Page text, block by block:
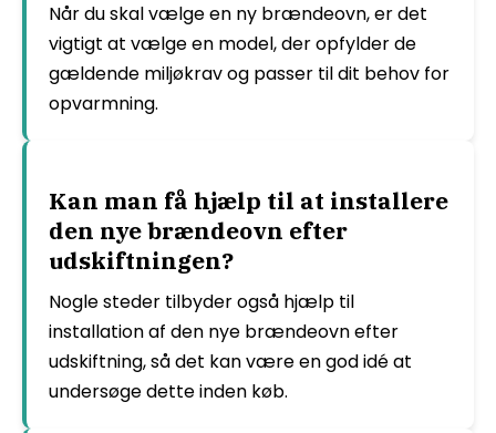
Når du skal vælge en ny brændeovn, er det
vigtigt at vælge en model, der opfylder de
gældende miljøkrav og passer til dit behov for
opvarmning.
Kan man få hjælp til at installere
den nye brændeovn efter
udskiftningen?
Nogle steder tilbyder også hjælp til
installation af den nye brændeovn efter
udskiftning, så det kan være en god idé at
undersøge dette inden køb.